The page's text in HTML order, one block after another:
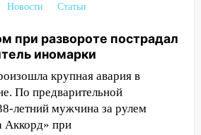
ливнями: прогноз
области на
транспортные
акцию «Час
за один день
Новости
Статьи
при развороте пострадал
иномарки
крупная авария в
По предварительной
летний мужчина за рулем
Аккорд» при